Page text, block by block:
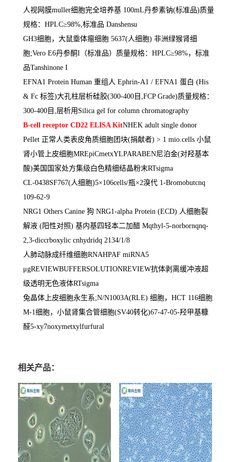
人视网膜muller细胞完全培养基 100mL丹参素钠(标准品)质量
规格： HPLC≥98%, 标准品 Danshensu
GH3细胞，大鼠埀体瘤细胞 5637(人细胞) 非洲绿猴肾细
胞;Vero E6丹参酮I （标准品）质量规格： HPLC≥98%，标准
品Tanshinone I
EFNA1 Protein Human 重组人 Ephrin-A1 / EFNA1 蛋白 (His
& Fc 标签)大孔柱层析硅胶(300-400 目 ,FCP Grade)质量规格：
300-400 目 层析用 Silica gel for column chromatography
B-cell receptor CD22 ELISA KitNHEK adult single donor
Pellet 正常人类表皮角质细胞团块(捐献者) > 1 mio.cells 小鼠
肾小管上皮细胞MREpiCmetxYLPARABEN尼泊金(对羟基本
酸)美国国家处方集级白色精细结晶粉末RTsigma
CL-0438SF767(人细胞)5×106cells/瓶×2溴代 1-Bromobutcnq
109-62-9
NRG1 Others Canine 狗 NRG1-alpha Protein (ECD) 人细胞裂
解液 (阳性对照) 基内基四轻本二加醋 Mqthyl-5-norbornqnq-
2,3-diccrboxylic cnhydridq 2134/1/8
人肺动脉成纤维细胞RNAHPAF miRNA5
μgREVIEWBUFFERSOLUTIONREVIEW抗体剥离缓冲液超
级透明无色液体RTsigma
兔晶体上皮细胞永生系;N/N1003A(RLE) 细胞， HCT 116细胞
M-1 细胞，小鼠肾集合管细胞(SV40转化)67-47-05-羟甲基糠
醛5-xy7noxymetxylfurfural
相关产品：